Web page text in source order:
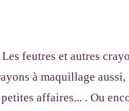
Les feutres et autres
à maquillage
affaires... . Ou